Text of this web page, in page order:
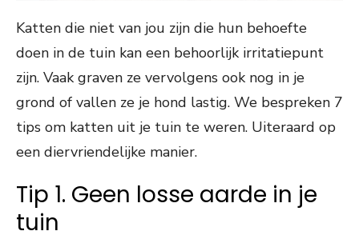
Katten die niet van jou zijn die hun behoefte
doen in de tuin kan een behoorlijk irritatiepunt
zijn. Vaak graven ze vervolgens ook nog in je
grond of vallen ze je hond lastig. We bespreken 7
tips om katten uit je tuin te weren. Uiteraard op
een diervriendelijke manier.
Tip 1. Geen losse aarde in je
tuin